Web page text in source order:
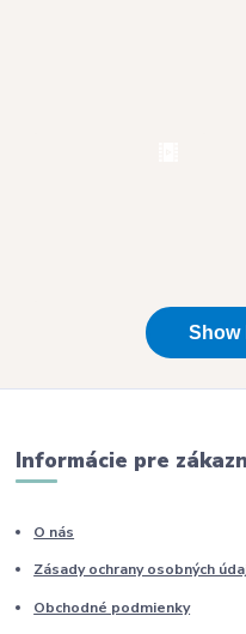
Informácie pre
O nás
Zásady ochrany osobných
Obchodné podmienky